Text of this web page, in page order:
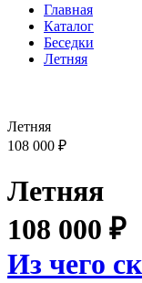
Главная
Каталог
Беседки
Летняя
Летняя
108 000 ₽
Летняя
108 000 ₽
Из чего